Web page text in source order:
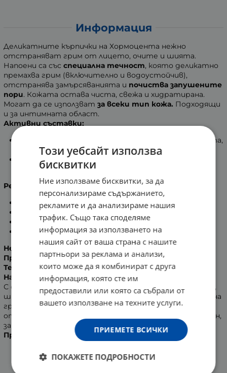
Информация
Деликатните кърпички на Хормоцента нежно
отстраняват грим от лицето, очите и шията.
Напоени са със специална течност, която деликатно
премахва грим (включително и водоустойчив),
отстранява замърсяванията и почиства запушените
пори. Кожата остава чиста, свежа и хидратирана.
Могат да се използват за всеки тип кожа. Подходящи
и за интимната област.
Активни съставки:
Коко глюкозидите почистват внимателно кожата,
като я омекотяват и й придават еластичност;
Екстрактът от Алое Вера има овлажняващо,
регенериращо и предпазващо действие.
Резултати:
деликатно почистват кожата;
отстраняват грима и себума;
изравняват тена, без дехидратиране;
кожата става мека и гладка.
Не съдържат алкохол.
Произведени под дерматологичен контрол.
Тествани от офталмолози.
Начин на употреба:
С една мокра кърпа от пакета се третират лицето,
шията и околоочния контур до пълното премахване на
грима и замърсяванията. След първоначалното
отваряне на пакета, да се съхранява плътно затворен,
за да се запази влагата в продукта.
Производител
: Hormocenta Kozmetik GmbH., Германия.
Този уебсайт използва
бисквитки
Ние използваме бисквитки, за да
персонализираме съдържанието,
рекламите и да анализираме нашия
трафик. Също така споделяме
информация за използването на
нашия сайт от ваша страна с нашите
партньори за реклама и анализи,
които може да я комбинират с друга
информация, която сте им
предоставили или която са събрали от
вашето използване на техните услуги.
ПРИЕМЕТЕ ВСИЧКИ
ПОКАЖЕТЕ ПОДРОБНОСТИ